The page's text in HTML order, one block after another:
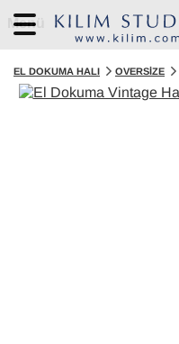
Menü
EL DOKUMA HALI OVERSIZE